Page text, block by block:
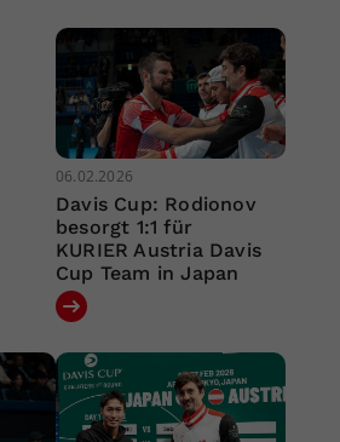
06.02.2026
Davis Cup: Rodionov
besorgt 1:1 für
KURIER Austria Davis
Cup Team in Japan